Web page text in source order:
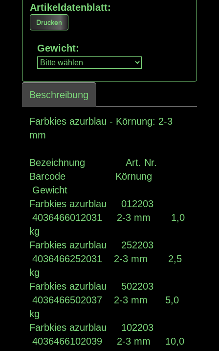
Artikeldatenblatt:
Drucken
Gewicht:
Beschreibung
Farbkies azurblau - Körnung: 2-3
mm
Bezeichnung Art. Nr.
Barcode Körnung
Gewicht
Farbkies azurblau 012203
4036466012031 2-3 mm 1,0
kg
Farbkies azurblau 252203
4036466252031 2-3 mm 2,5
kg
Farbkies azurblau 502203
4036466502037 2-3 mm 5,0
kg
Farbkies azurblau 102203
4036466102039 2-3 mm 10,0